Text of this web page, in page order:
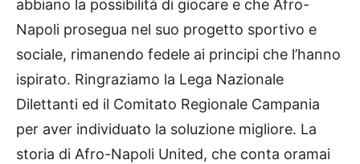
abbiano la possibilità di giocare e che Afro-
Napoli prosegua nel suo progetto sportivo e
sociale, rimanendo fedele ai principi che l’hanno
ispirato. Ringraziamo la Lega Nazionale
Dilettanti ed il Comitato Regionale Campania
per aver individuato la soluzione migliore. La
storia di Afro-Napoli United, che conta oramai